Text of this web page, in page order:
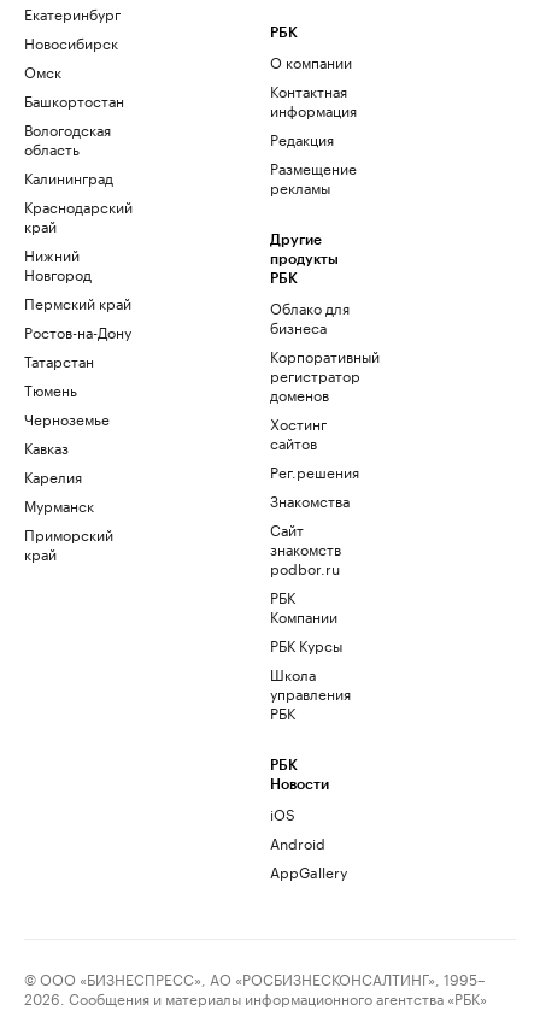
Екатеринбург
Новосибирск
Омск
Башкортостан
Вологодская
область
Калининград
Краснодарский
край
Нижний
Новгород
Пермский край
Ростов-на-Дону
Татарстан
Тюмень
Черноземье
Кавказ
Карелия
Мурманск
Приморский
край
РБК
О компании
Контактная
информация
Редакция
Размещение
рекламы
Другие
продукты
РБК
Облако для
бизнеса
Корпоративный
регистратор
доменов
Хостинг
сайтов
Рег.решения
Знакомства
Сайт
знакомств
podbor.ru
РБК
Компании
РБК Курсы
Школа
управления
РБК
РБК
Новости
iOS
Android
AppGallery
© ООО «БИЗНЕСПРЕСС», АО «РОСБИЗНЕСКОНСАЛТИНГ», 1995–
2026. Сообщения и материалы информационного агентства «РБК»